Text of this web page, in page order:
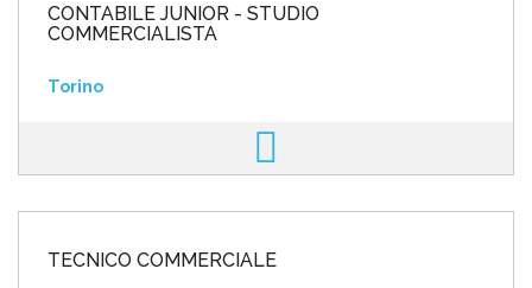
CONTABILE JUNIOR - STUDIO
COMMERCIALISTA
Torino
TECNICO COMMERCIALE